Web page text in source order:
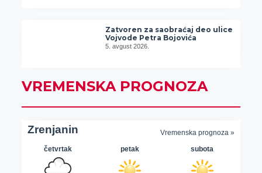
Zatvoren za saobraćaj deo ulice
Vojvode Petra Bojovića
5. avgust 2026.
VREMENSKA PROGNOZA